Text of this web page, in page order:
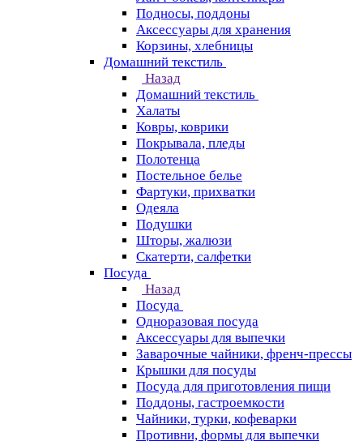
Подносы, поддоны
Аксессуары для хранения
Корзины, хлебницы
Домашний текстиль
Назад
Домашний текстиль
Халаты
Ковры, коврики
Покрывала, пледы
Полотенца
Постельное белье
Фартуки, прихватки
Одеяла
Подушки
Шторы, жалюзи
Скатерти, салфетки
Посуда
Назад
Посуда
Одноразовая посуда
Аксессуары для выпечки
Заварочные чайники, френч-прессы
Крышки для посуды
Посуда для приготовления пищи
Поддоны, гастроемкости
Чайники, турки, кофеварки
Противни, формы для выпечки